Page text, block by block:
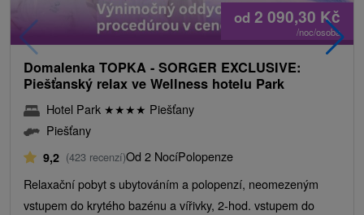
od 2 090,30 Kč
/noc/osoba
Domalenka TOPKA - SORGER EXCLUSIVE:
Piešťanský relax ve Wellness hotelu Park
Hotel Park ★★★★ Piešťany
Piešťany
9,2 (423 recenzí)Od 2 NocíPolopenze
Relaxační pobyt s ubytováním a polopenzí, neomezeným
vstupem do krytého bazénu a vířivky, 2-hod. vstupem do